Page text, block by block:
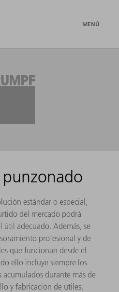
MENÚ
estándar o especial,
del mercado podrá
útil adecuado. Además, se
profesional y de
que funcionan desde el
ello incluye siempre los
durante más de
y fabricación de útiles.